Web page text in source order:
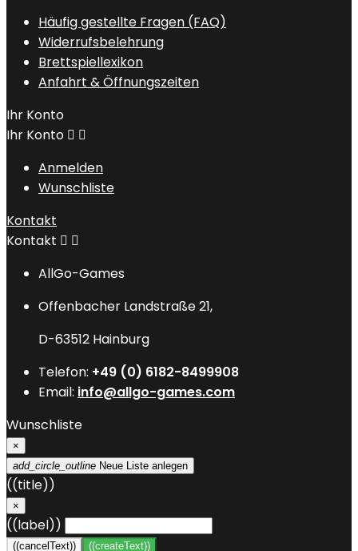
Häufig gestellte Fragen (FAQ)
Widerrufsbelehrung
Brettspiellexikon
Anfahrt & Öffnungszeiten
Ihr Konto
Ihr Konto  
Anmelden
Wunschliste
Kontakt
Kontakt  
AllGo-Games
Offenbacher Landstraße 21,
D-63512 Hainburg
Telefon: +49 (0) 6182-8499908
Email: info@allgo-games.com
Wunschliste
×
add_circle_outline Neue Liste anlegen
((title))
×
((label))
((cancelText)) ((createText))